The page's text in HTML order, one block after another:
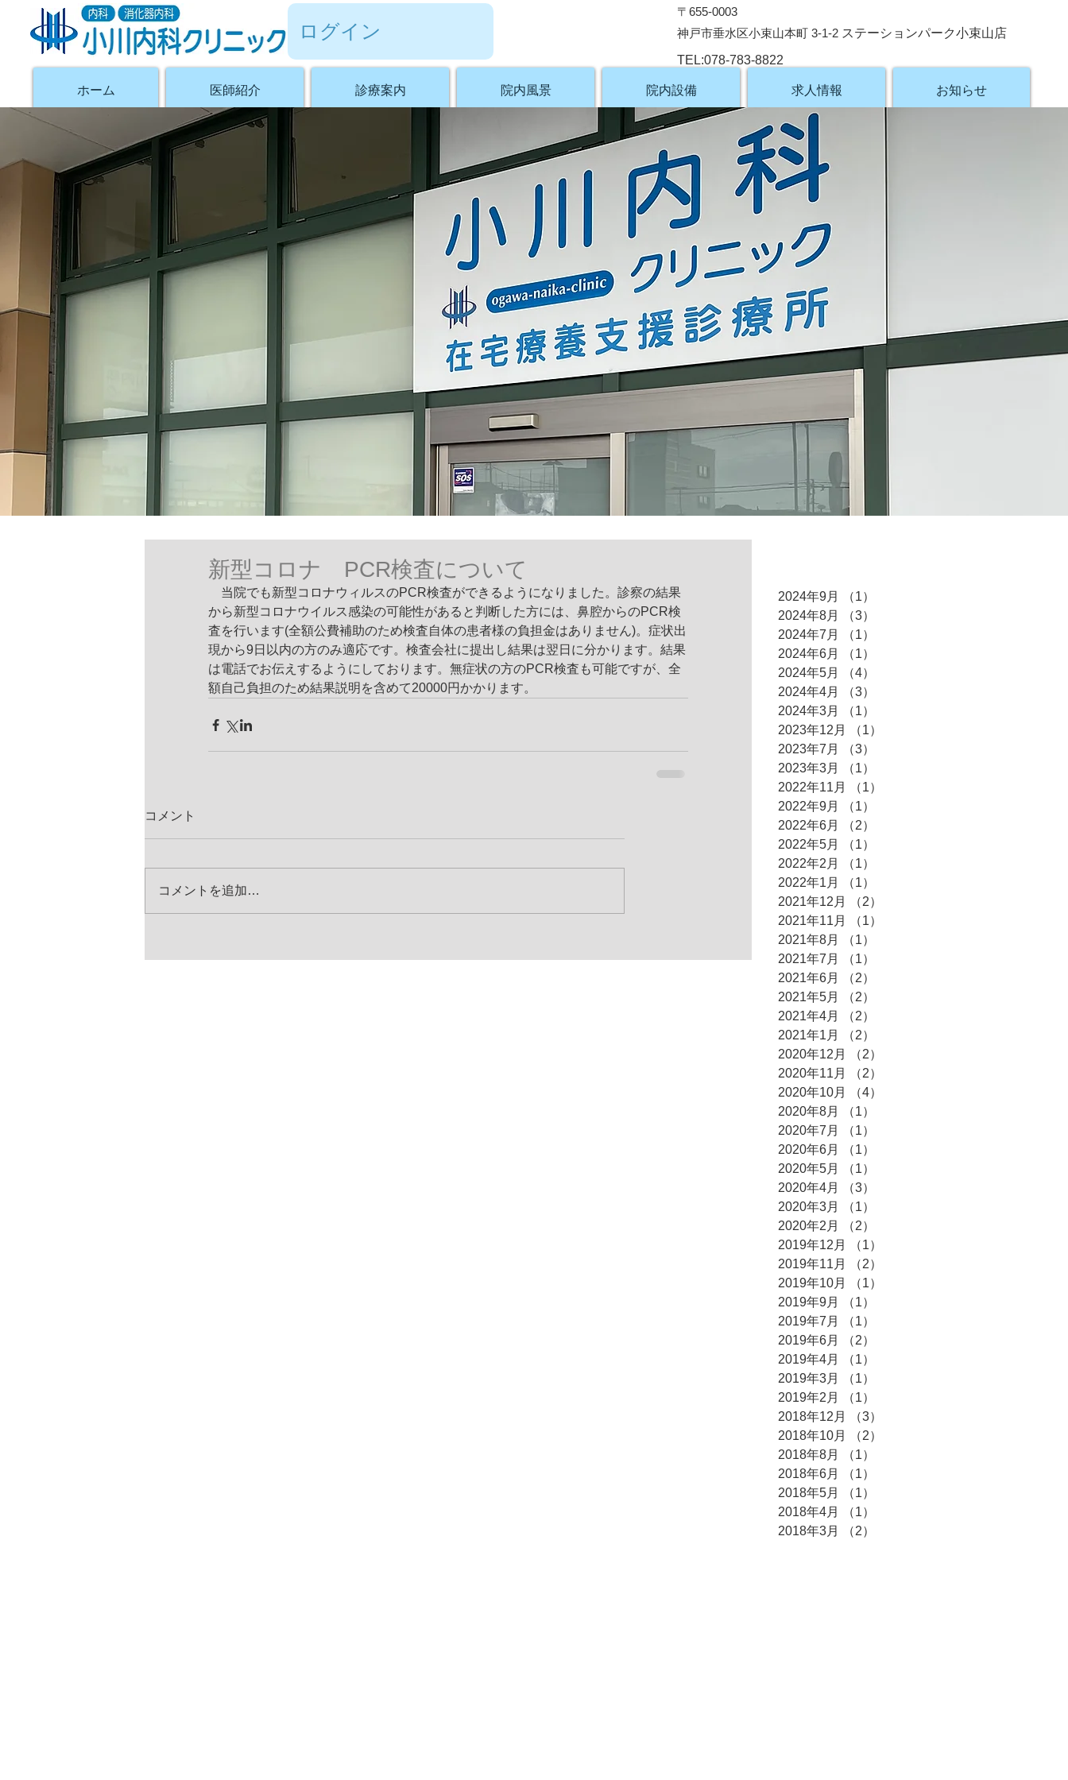
ログイン
〒655-0003
神戸市垂水区小束山本町 3-1-2 ステーションパーク小束山店
TEL:078-783-8822
ホーム 医師紹介 診療案内 院内風景 院内設備 求人情報 お知らせ
新型コロナ PCR検査について
当院でも新型コロナウィルスのPCR検査ができるようになりました。 診察の結果
から新型コロナウイルス感染の可能性があると判断した方には、鼻腔からのPCR検
査を行います(全額公費補助のため検査自体の患者様の負担金はありません)。症状出
現から9日以内の方のみ適応です。検査会社に提出し結果は翌日に分かります。結果
は電話でお伝えするようにしております。無症状の方のPCR検査も可能ですが、全
額自己負担のため結果説明を含めて20000円かかります。
コメント
コメントを追加…
2024年9月 （1）
2024年8月
（3）
2024年7月
（1）
2024年6月
（1）
2024年5月
（4）
2024年4月
（3）
2024年3月
（1）
2023年12月
（1）
2023年7月
（3）
2023年3月
（1）
2022年11月
（1）
2022年9月
（1）
2022年6月
（2）
2022年5月
（1）
2022年2月
（1）
2022年1月
（1）
2021年12月
（2）
2021年11月
（1）
2021年8月
（1）
2021年7月
（1）
2021年6月
（2）
2021年5月
（2）
2021年4月
（2）
2021年1月
（2）
2020年12月
（2）
2020年11月
（2）
2020年10月
（4）
2020年8月
（1）
2020年7月
（1）
2020年6月
（1）
2020年5月
（1）
2020年4月
（3）
2020年3月
（1）
2020年2月
（2）
2019年12月
（1）
2019年11月
（2）
2019年10月
（1）
2019年9月
（1）
2019年7月
（1）
2019年6月
（2）
2019年4月
（1）
2019年3月
（1）
2019年2月
（1）
2018年12月
（3）
2018年10月
（2）
2018年8月
（1）
2018年6月
（1）
2018年5月
（1）
2018年4月
（1）
2018年3月
（2）